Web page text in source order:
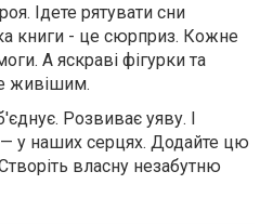
Ідете рятувати сни
книги - це сюрприз. Кожне
А яскраві фігурки та
живішим.
Розвиває уяву. І
— у наших серцях. Додайте цю
власну незабутню